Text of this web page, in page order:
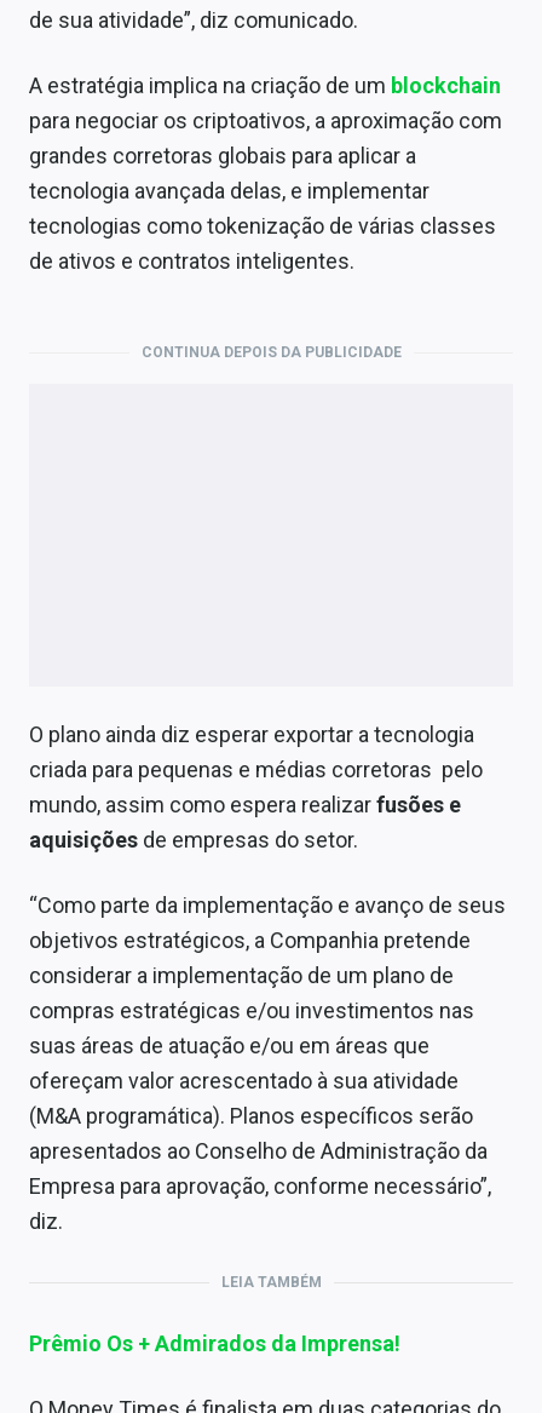
de sua atividade”, diz comunicado.
A estratégia implica na criação de um blockchain
para negociar os criptoativos, a aproximação com
grandes corretoras globais para aplicar a
tecnologia avançada delas, e implementar
tecnologias como tokenização de várias classes
de ativos e contratos inteligentes.
CONTINUA DEPOIS DA PUBLICIDADE
O plano ainda diz esperar exportar a tecnologia
criada para pequenas e médias corretoras pelo
mundo, assim como espera realizarfusões e
aquisições de empresas do setor.
“Como parte da implementação e avanço de seus
objetivos estratégicos, a Companhia pretende
considerar a implementação de um plano de
compras estratégicas e/ou investimentos nas
suas áreas de atuação e/ou em áreas que
ofereçam valor acrescentado à sua atividade
(M&A programática). Planos específicos serão
apresentados ao Conselho de Administração da
Empresa para aprovação, conforme necessário”,
diz.
LEIA TAMBÉM
Prêmio Os + Admirados da Imprensa!